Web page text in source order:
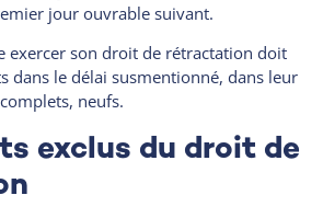
jour ouvrable suivant.
exercer son droit de rétractation doit
dans le délai susmentionné, dans leur
neufs.
exclus du droit de